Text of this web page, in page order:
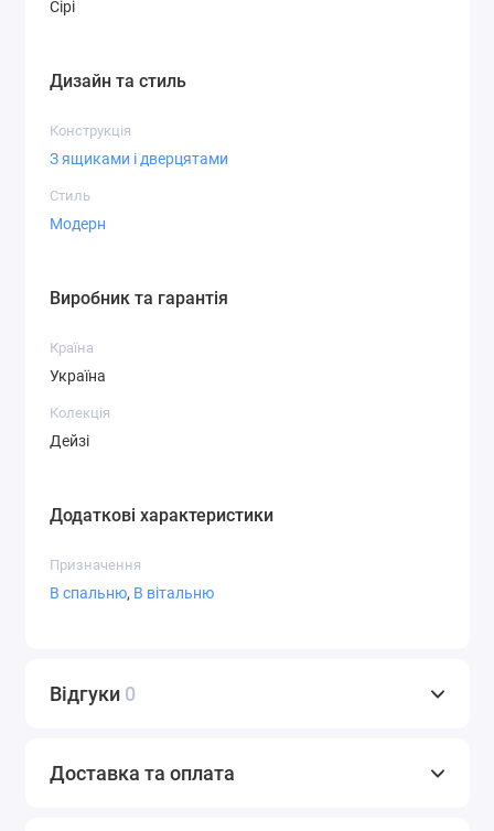
Сірі
Дизайн та стиль
Конструкція
З ящиками і дверцятами
Стиль
Модерн
Виробник та гарантія
Країна
Україна
Колекція
Дейзі
Додаткові характеристики
Призначення
В спальню, В вітальню
Відгуки 0
Доставка та оплата